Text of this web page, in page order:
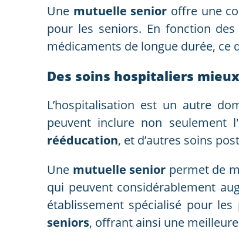
Une mutuelle senior offre une
pour les seniors. En fonction
médicaments de longue durée, ce
Des soins hospitaliers
L’hospitalisation est un autre
peuvent inclure non seulement
rééducation, et d’autres soins
Une mutuelle senior permet de
qui peuvent considérablement
établissement spécialisé pour
seniors, offrant ainsi une